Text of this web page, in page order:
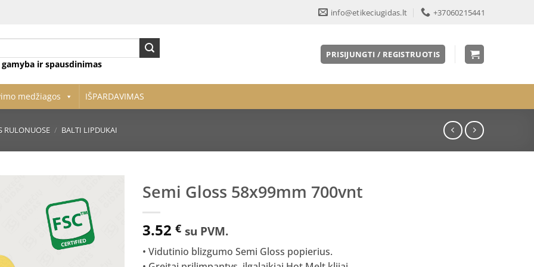
info@etikeciugidas.lt +37060215441
ir spausdinimas
PRISIJUNGTI / REGISTRUOTIS
medžiagos IŠPARDAVIMAS
RULONUOSE / BALTI LIPDUKAI
Pridėti
į norų
sąrašą
Semi Gloss 58x99mm 700vnt
3.52 € su PVM.
• Vidutinio blizgumo Semi Gloss popierius.